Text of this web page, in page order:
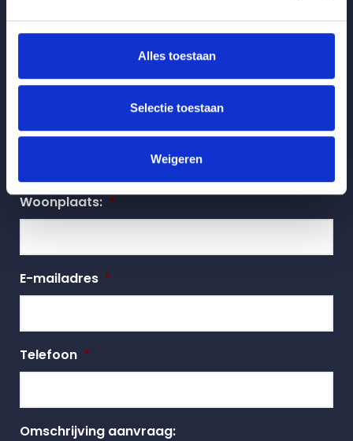
Alles toestaan
Selectie toestaan
Weigeren
Adres:
Woonplaats: *
E-mailadres *
Telefoon *
Omschrijving aanvraag: